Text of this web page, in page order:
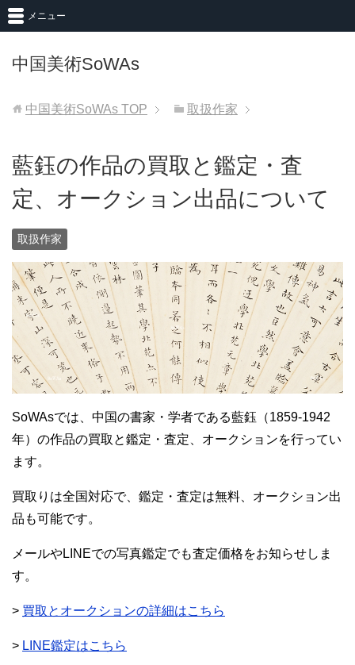
中国美術SoWAs
メニュー
中国美術SoWAs TOP 取扱作家
藍鈺の作品の買取と鑑定・査
定、オークション出品について
取扱作家
SoWAsでは、中国の書家・学者である藍鈺（1859-1942
年）の作品の買取と鑑定・査定、オークションを行ってい
ます。
買取りは全国対応で、鑑定・査定は無料、オークション出
品も可能です。
メールやLINEでの写真鑑定でも査定価格をお知らせしま
す。
> 買取とオークションの詳細はこちら
> LINE鑑定はこちら